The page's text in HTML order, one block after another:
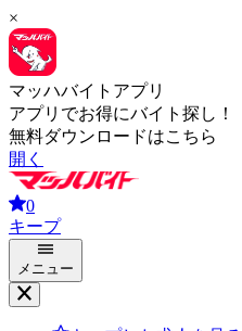
×
マッハバイトアプリ
アプリでお得にバイト探し！
無料ダウンロードはこちら
開く
0
キープ
メニュー